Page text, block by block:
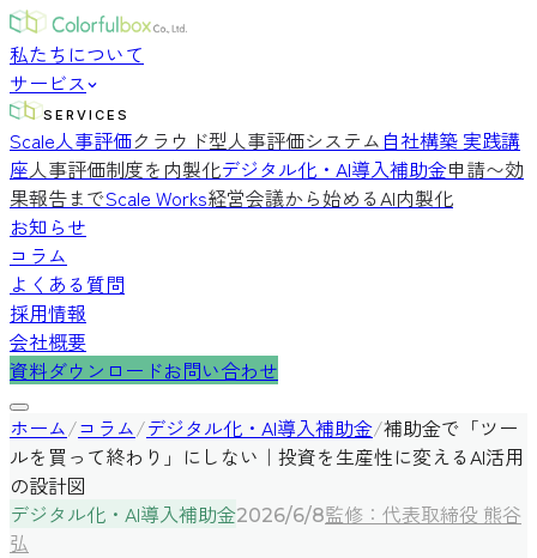
私たちについて
サービス
SERVICES
Scale人事評価クラウド型人事評価システム 自社構築 実践講
座人事評価制度を内製化デジタル化・AI導入補助金申請〜効
果報告までScale Works経営会議から始めるAI内製化
お知らせ
コラム
よくある質問
採用情報
会社概要
資料ダウンロードお問い合わせ
ホーム/コラム/デジタル化・AI導入補助金/補助金で「ツー
ルを買って終わり」にしない｜投資を生産性に変えるAI活用
の設計図
デジタル化・AI導入補助金2026/6/8監修：代表取締役 熊谷
弘